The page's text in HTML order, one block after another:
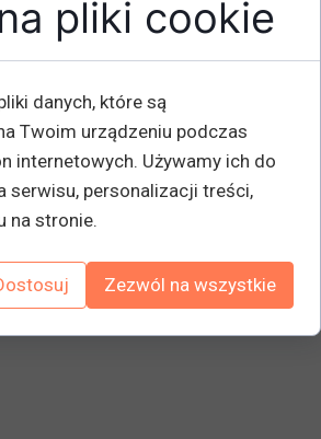
140
do góry mm: 325-545
pazura mm: 40-260
itp. Podnoszenie w 2 pozycjach,
od góry. Wyposażony w uchwyt i
przenoszenia.
pliki cookie
danych, które są
Twoim urządzeniu podczas
internetowych. Używamy ich do
serwisu, personalizacji treści,
na stronie.
Zezwól na wszystkie